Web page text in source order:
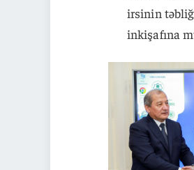
irsinin
inkişafına